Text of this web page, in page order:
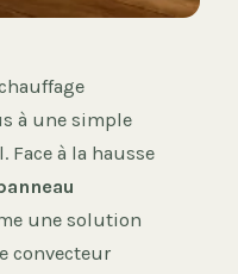
à une simple
à la hausse
une solution
convecteur